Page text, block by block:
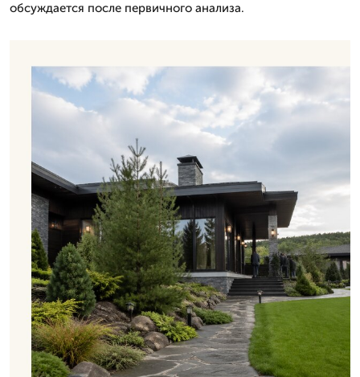
обсуждается после первичного анализа.